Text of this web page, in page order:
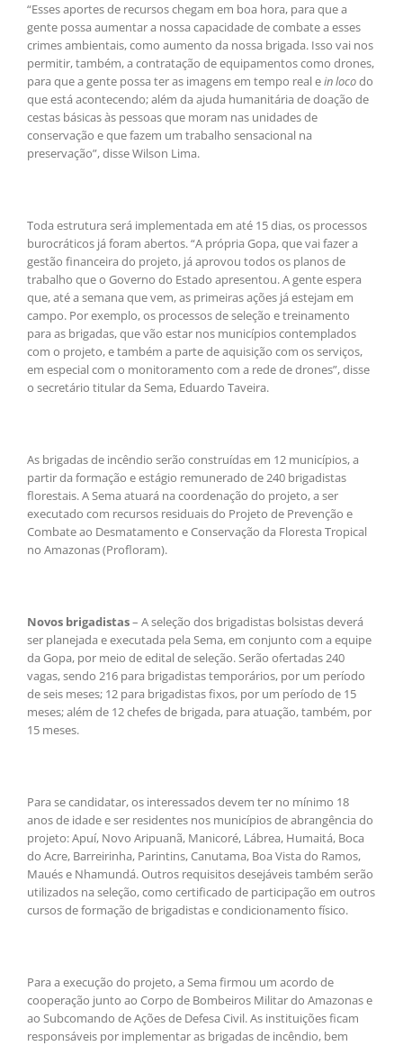
“Esses aportes de recursos chegam em boa hora, para que a
gente possa aumentar a nossa capacidade de combate a esses
crimes ambientais, como aumento da nossa brigada. Isso vai nos
permitir, também, a contratação de equipamentos como drones,
para que a gente possa ter as imagens em tempo real ein locodo
que está acontecendo; além da ajuda humanitária de doação de
cestas básicas às pessoas que moram nas unidades de
conservação e que fazem um trabalho sensacional na
preservação”, disse Wilson Lima.
Toda estrutura será implementada em até 15 dias, os processos
burocráticos já foram abertos. “A própria Gopa, que vai fazer a
gestão financeira do projeto, já aprovou todos os planos de
trabalho que o Governo do Estado apresentou. A gente espera
que, até a semana que vem, as primeiras ações já estejam em
campo. Por exemplo, os processos de seleção e treinamento
para as brigadas, que vão estar nos municípios contemplados
com o projeto, e também a parte de aquisição com os serviços,
em especial com o monitoramento com a rede de drones”, disse
o secretário titular da Sema, Eduardo Taveira.
As brigadas de incêndio serão construídas em 12 municípios, a
partir da formação e estágio remunerado de 240 brigadistas
florestais. A Sema atuará na coordenação do projeto, a ser
executado com recursos residuais do Projeto de Prevenção e
Combate ao Desmatamento e Conservação da Floresta Tropical
no Amazonas (Profloram).
Novos brigadistas– A seleção dos brigadistas bolsistas deverá
ser planejada e executada pela Sema, em conjunto com a equipe
da Gopa, por meio de edital de seleção. Serão ofertadas 240
vagas, sendo 216 para brigadistas temporários, por um período
de seis meses; 12 para brigadistas fixos, por um período de 15
meses; além de 12 chefes de brigada, para atuação, também, por
15 meses.
Para se candidatar, os interessados devem ter no mínimo 18
anos de idade e ser residentes nos municípios de abrangência do
projeto: Apuí, Novo Aripuanã, Manicoré, Lábrea, Humaitá, Boca
do Acre, Barreirinha, Parintins, Canutama, Boa Vista do Ramos,
Maués e Nhamundá. Outros requisitos desejáveis também serão
utilizados na seleção, como certificado de participação em outros
cursos de formação de brigadistas e condicionamento físico.
Para a execução do projeto, a Sema firmou um acordo de
cooperação junto ao Corpo de Bombeiros Militar do Amazonas e
ao Subcomando de Ações de Defesa Civil. As instituições ficam
responsáveis por implementar as brigadas de incêndio, bem